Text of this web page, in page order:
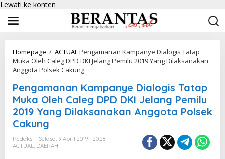
Lewati ke konten
Homepage / ACTUALPengamanan Kampanye Dialogis Tatap
Muka Oleh Caleg DPD DKI Jelang Pemilu 2019 Yang Dilaksanakan
Anggota Polsek Cakung
Pengamanan Kampanye Dialogis Tatap
Muka Oleh Caleg DPD DKI Jelang Pemilu
2019 Yang Dilaksanakan Anggota Polsek
Cakung
Redaksi
Selasa, 9 April 2019 - 20:28
ACTUAL, DAERAH